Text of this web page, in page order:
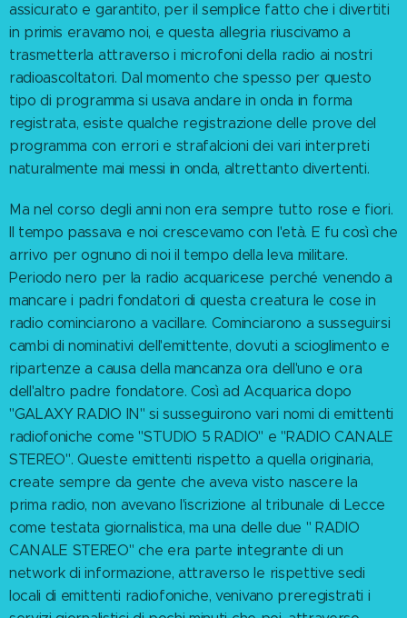
assicurato e garantito, per il semplice fatto che i divertiti
in primis eravamo noi, e questa allegria riuscivamo a
trasmetterla attraverso i microfoni della radio ai nostri
radioascoltatori. Dal momento che spesso per questo
tipo di programma si usava andare in onda in forma
registrata, esiste qualche registrazione delle prove del
programma con errori e strafalcioni dei vari interpreti
naturalmente mai messi in onda, altrettanto divertenti.
Ma nel corso degli anni non era sempre tutto rose e fiori.
Il tempo passava e noi crescevamo con l'età. E fu così che
arrivo per ognuno di noi il tempo della leva militare.
Periodo nero per la radio acquaricese perché venendo a
mancare i padri fondatori di questa creatura le cose in
radio cominciarono a vacillare. Cominciarono a susseguirsi
cambi di nominativi dell'emittente, dovuti a scioglimento e
ripartenze a causa della mancanza ora dell'uno e ora
dell'altro padre fondatore. Così ad Acquarica dopo
"GALAXY RADIO IN" si susseguirono vari nomi di emittenti
radiofoniche come "STUDIO 5 RADIO" e "RADIO CANALE
STEREO". Queste emittenti rispetto a quella originaria,
create sempre da gente che aveva visto nascere la
prima radio, non avevano l'iscrizione al tribunale di Lecce
come testata giornalistica, ma una delle due " RADIO
CANALE STEREO" che era parte integrante di un
network di informazione, attraverso le rispettive sedi
locali di emittenti radiofoniche, venivano preregistrati i